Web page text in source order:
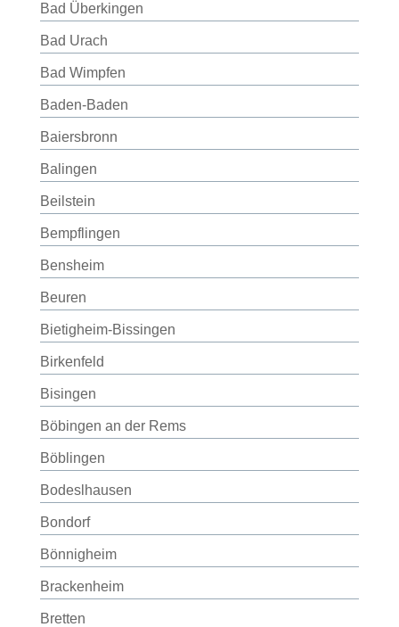
Bad Überkingen
Bad Urach
Bad Wimpfen
Baden-Baden
Baiersbronn
Balingen
Beilstein
Bempflingen
Bensheim
Beuren
Bietigheim-Bissingen
Birkenfeld
Bisingen
Böbingen an der Rems
Böblingen
Bodeslhausen
Bondorf
Bönnigheim
Brackenheim
Bretten